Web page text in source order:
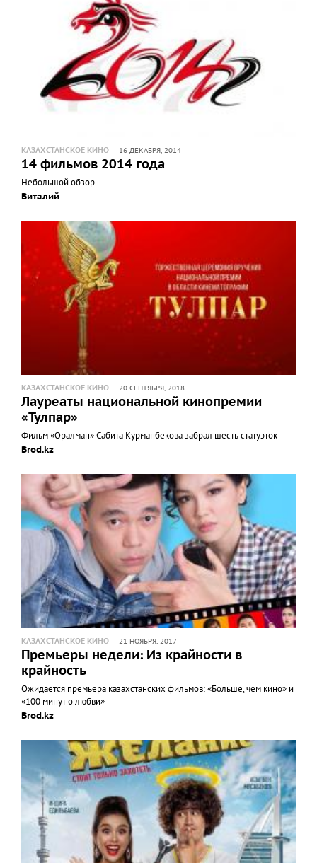
КАЗАХСТАНСКОЕ КИНО 16 ДЕКАБРЯ, 2014
14 фильмов 2014 года
Небольшой обзор
Виталий
КАЗАХСТАНСКОЕ КИНО 20 СЕНТЯБРЯ, 2018
Лауреаты национальной кинопремии
«Тулпар»
Фильм «Оралман» Сабита Курманбекова забрал шесть статуэток
Brod.kz
КАЗАХСТАНСКОЕ КИНО 21 НОЯБРЯ, 2017
Премьеры недели: Из крайности в
крайность
Ожидается премьера казахстанских фильмов: «Больше, чем кино» и
«100 минут о любви»
Brod.kz